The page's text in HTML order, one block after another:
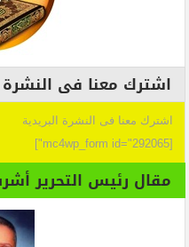
اشترك معنا فى النشرة
اشترك معنا فى النشرة البريدية
[mc4wp_form id="292065"]
مقال رئيس التحرير